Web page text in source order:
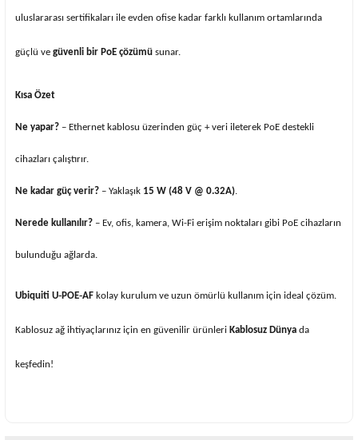
uluslararası sertifikaları ile evden ofise kadar farklı kullanım ortamlarında
güçlü ve güvenli bir PoE çözümü sunar.
Kısa Özet
Ne yapar? – Ethernet kablosu üzerinden güç + veri ileterek PoE destekli
cihazları çalıştırır.
Ne kadar güç verir? – Yaklaşık 15 W (48 V @ 0.32A).
Nerede kullanılır? – Ev, ofis, kamera, Wi-Fi erişim noktaları gibi PoE cihazların
bulunduğu ağlarda.
Ubiquiti U‑POE‑AF kolay kurulum ve uzun ömürlü kullanım için ideal çözüm.
Kablosuz ağ ihtiyaçlarınız için en güvenilir ürünleri Kablosuz Dünya da
keşfedin!